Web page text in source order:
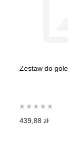
Zestaw do
439,88 zł